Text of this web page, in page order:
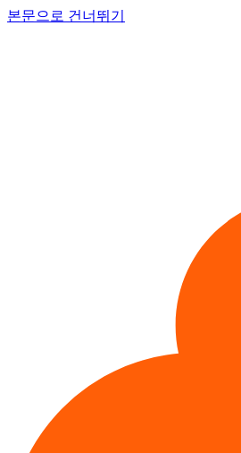
본문으로 건너뛰기